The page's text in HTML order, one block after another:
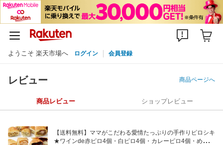
ようこそ 楽天市場へ ログイン 会員登録
レビュー 商品ページへ
商品レビュー ショップレビュー
【送料無料】ママがこだわる愛情たっぷりの手作りピロシキ
★ワインde赤ピロ4個・白ピロ4個・カレーピロ4個・めんた